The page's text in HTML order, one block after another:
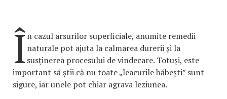
În cazul arsurilor superficiale, anumite remedii
naturale pot ajuta la calmarea durerii și la
susținerea procesului de vindecare. Totuși, este
important să știi că nu toate „leacurile băbești” sunt
sigure, iar unele pot chiar agrava leziunea.